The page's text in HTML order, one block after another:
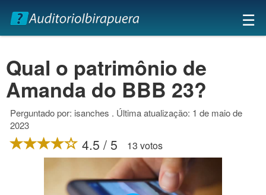
×
☰
Qual o patrimônio de
Amanda do BBB 23?
Perguntado por: isanches . Última atualização: 1 de maio de
2023
4.5 / 5 13 votos